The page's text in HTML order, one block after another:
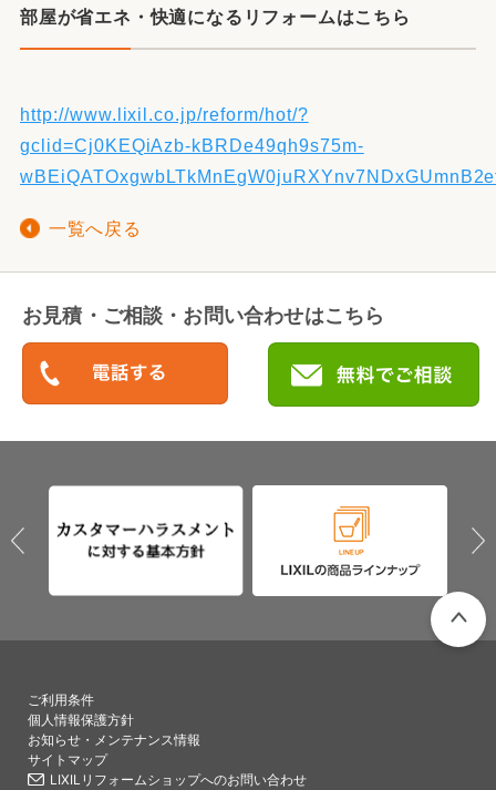
部屋が省エネ・快適になるリフォームはこちら
http://www.lixil.co.jp/reform/hot/?
gclid=Cj0KEQiAzb-kBRDe49qh9s75m-
一覧へ戻る
お見積・ご相談・お問い合わせはこちら
ご利用条件
個人情報保護方針
お知らせ・メンテナンス情報
サイトマップ
LIXILリフォームショップへのお問い合わせ